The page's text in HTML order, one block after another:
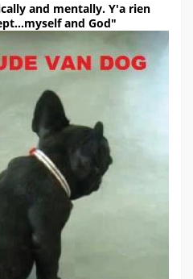
and mentally. Y'a rien
and God"